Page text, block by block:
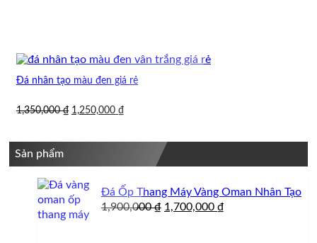
Đá nhân tạo màu đen giá rẻ
1,350,000₫ Giá
1,250,000 ₫Giá
1,250,000 ₫.
Sản phẩm
Đá Ốp Thang Máy Vàng Oman Nhân Tạo
1,900,000₫ Giá
1,700,000 ₫